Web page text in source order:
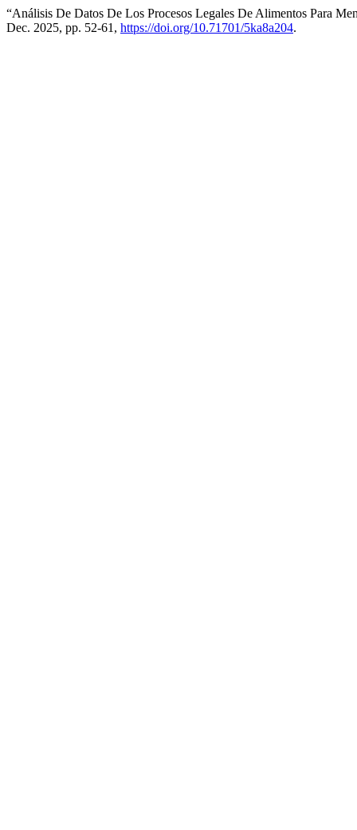
“Análisis De Datos De Los Procesos Legales De Alimentos Para
Dec. 2025, pp. 52-61, https://doi.org/10.71701/5ka8a204.